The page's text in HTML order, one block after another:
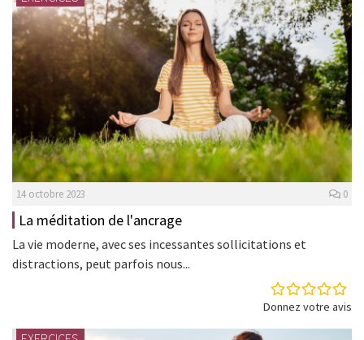
14 octobre 2023 0
La méditation de l'ancrage
La vie moderne, avec ses incessantes sollicitations et
distractions, peut parfois nous...
Donnez votre avis